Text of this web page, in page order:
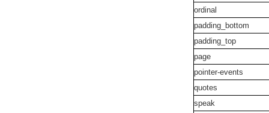
ordinal
padding_bottom
padding_top
page
pointer-events
quotes
speak